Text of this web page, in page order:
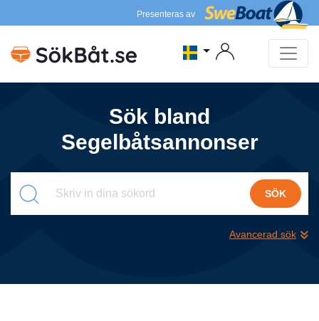
Presenteras av
Sök bland
Segelbåtsannonser
SÖK
Avancerad sök